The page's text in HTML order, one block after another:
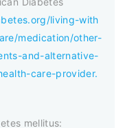
living-with
medication/other-
and-alternative-
care-provider.
mellitus: